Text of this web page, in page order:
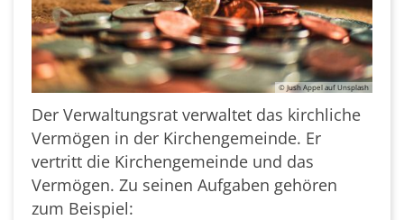
© Jush Appel auf Unsplash
Der Verwaltungsrat verwaltet das kirchliche
Vermögen in der Kirchengemeinde. Er
vertritt die Kirchengemeinde und das
Vermögen. Zu seinen Aufgaben gehören
zum Beispiel: